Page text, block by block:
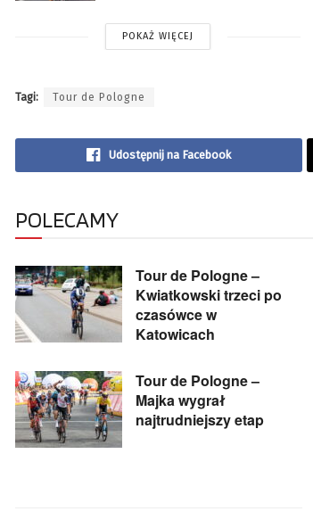
POKAŻ WIĘCEJ
Tagi: Tour de Pologne
Udostępnij na Facebook
POLECAMY
Tour de Pologne –
Kwiatkowski trzeci po
czasówce w
Katowicach
Tour de Pologne –
Majka wygrał
najtrudniejszy etap